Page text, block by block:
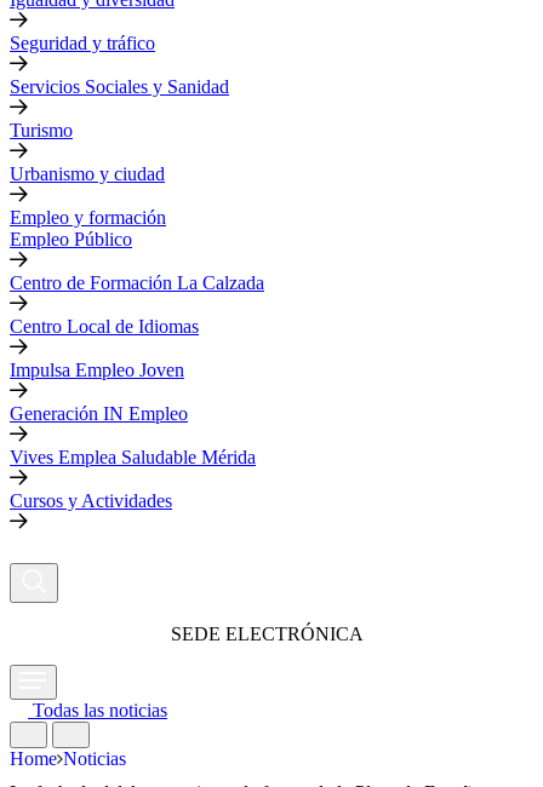
Seguridad y tráfico
Servicios Sociales y Sanidad
Turismo
Urbanismo y ciudad
Empleo y formación
Empleo Público
Centro de Formación La Calzada
Centro Local de Idiomas
Impulsa Empleo Joven
Generación IN Empleo
Vives Emplea Saludable Mérida
Cursos y Actividades
SEDE ELECTRÓNICA
Todas las noticias
Home Noticias